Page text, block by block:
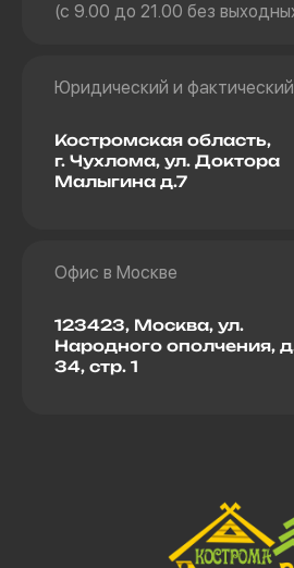
(с 9.00 до 21.00 без
Юридический и
Костромская область,
г. Чухлома, ул. Доктора
Малыгина д.7
Офис в Москве
123423, Москва, ул.
Народного ополчения,
34, стр. 1